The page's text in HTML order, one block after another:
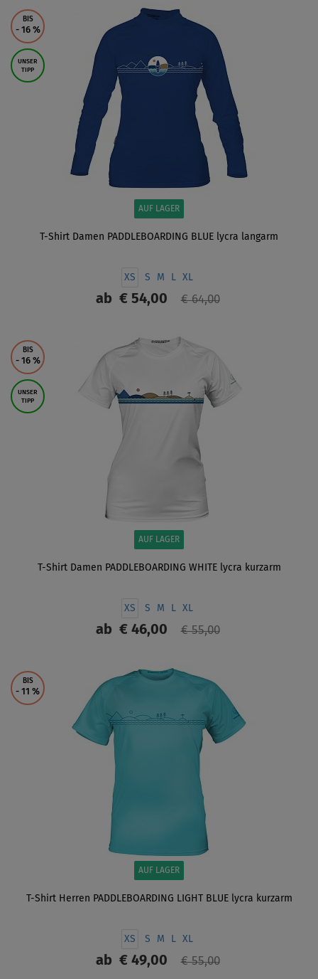
BIS
- 16 %
UNSER
TIPP
AUF LAGER
T-Shirt Damen PADDLEBOARDING BLUE lycra langarm
XS S M L XL
ab€ 54,00 € 64,00
ANZEIGEN
BIS
- 16 %
UNSER
TIPP
AUF LAGER
T-Shirt Damen PADDLEBOARDING WHITE lycra kurzarm
XS S M L XL
ab€ 46,00 € 55,00
ANZEIGEN
BIS
- 11 %
AUF LAGER
T-Shirt Herren PADDLEBOARDING LIGHT BLUE lycra kurzarm
XS S M L XL
ab€ 49,00 € 55,00